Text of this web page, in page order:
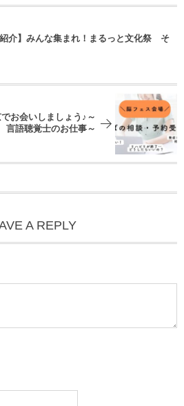
紹介】みんな集まれ！まるっと文化祭 そ
お会いしましょう♪～
言語聴覚士のお仕事～
A REPLY